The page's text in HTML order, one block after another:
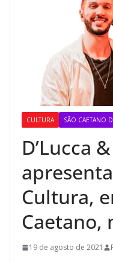
CULTURA SÃO CAETANO
D’Lucca
Cultura,
Caetano,
19 de agosto de 2021